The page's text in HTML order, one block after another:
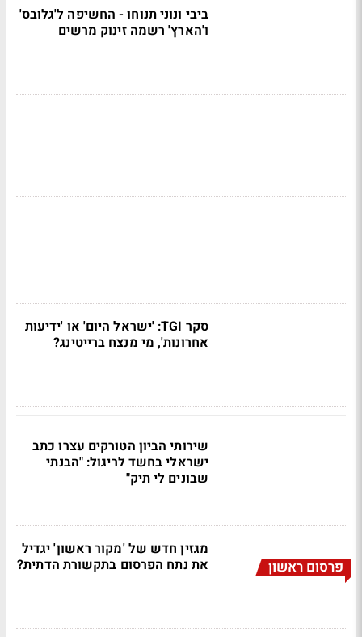
ביבי ונוני תנוחו - החשיפה ל'גלובס'
ו'הארץ' רשמה זינוק מרשים
סקר TGI: 'ישראל היום' או 'ידיעות
אחרונות', מי מנצח ברייטינג?
שירותי הביון הטורקים עצרו כתב
ישראלי בחשד לריגול: "הבנתי
שבונים לי תיק"
פרסום ראשון
מגזין חדש של 'מקור ראשון' יגדיל
את נתח הפרסום בתקשורת הדתית?